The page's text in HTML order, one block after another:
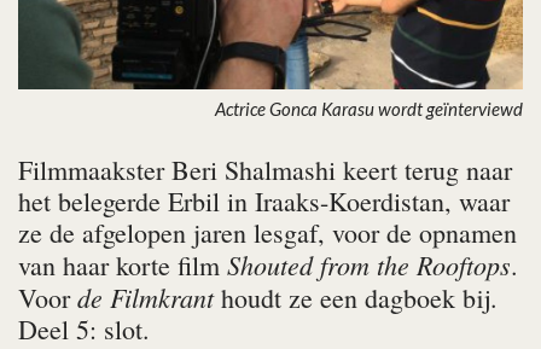
Actrice Gonca Karasu wordt geïnterviewd
Filmmaakster Beri Shalmashi keert terug naar
het belegerde Erbil in Iraaks-Koerdistan, waar
ze de afgelopen jaren lesgaf, voor de opnamen
van haar korte film Shouted from the Rooftops.
Voorde Filmkranthoudt ze een dagboek bij.
Deel 5: slot.